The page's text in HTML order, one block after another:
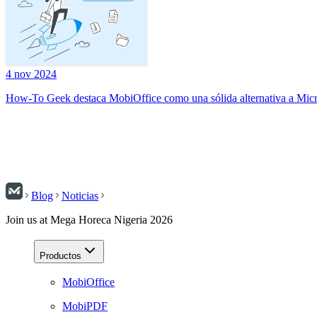
4 nov 2024
How-To Geek destaca MobiOffice como una sólida alternativa a
Blog
Noticias
Join us at Mega Horeca Nigeria 2026
Productos
MobiOffice
MobiPDF